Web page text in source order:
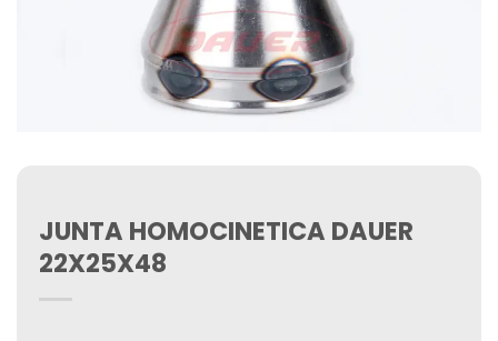
JUNTA HOMOCINETICA DAUER
22X25X48